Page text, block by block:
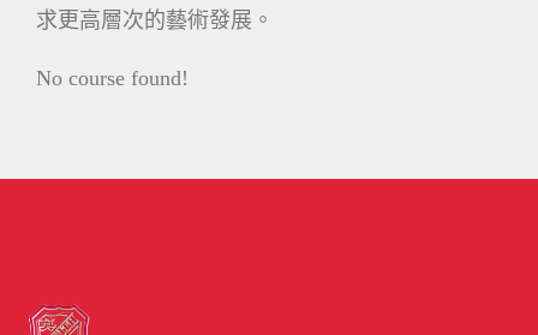
求更高層次的藝術發展。
No course found!